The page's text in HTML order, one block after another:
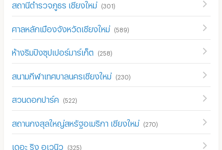
สถานีตำรวจภูธร เชียงใหม่ (301)
ศาลหลักเมืองจังหวัดเชียงใหม่ (589)
ห้างริมปิงซุปเปอร์มาร์เก็ต (258)
สนามกีฬาเทศบาลนครเชียงใหม่ (230)
สวนดอกปาร์ค (522)
สถานกงสุลใหญ่สหรัฐอเมริกา เชียงใหม่ (270)
เดอะ ริง อเวนิว (325)